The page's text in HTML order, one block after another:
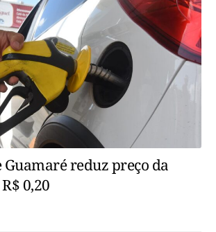
reduz preço da
0,20